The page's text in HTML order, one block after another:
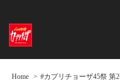
Home #カプリチョーザ45祭 第